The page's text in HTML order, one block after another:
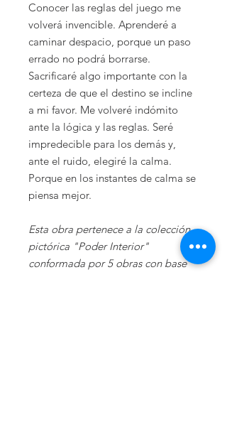
Conocer las reglas del juego me
volverá invencible. Aprenderé a
caminar despacio, porque un paso
errado no podrá borrarse.
Sacrificaré algo importante con la
certeza de que el destino se incline
a mi favor. Me volveré indómito
ante la lógica y las reglas. Seré
impredecible para los demás y,
ante el ruido, elegiré la calma.
Porque en los instantes de calma se
piensa mejor.
Esta obra pertenece a la colección
pictórica "Poder Interior"
conformada por 5 obras con base